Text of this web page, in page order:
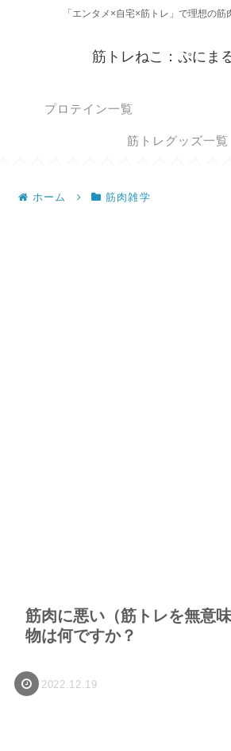
「エンタメ×自宅×筋トレ」で理想の筋
筋トレねこ：ぷにま
プロテイン一覧
筋トレグッズ一覧
ホーム 筋肉雑学
筋肉に悪い（筋トレを無意
物は何ですか？
2022.12.19